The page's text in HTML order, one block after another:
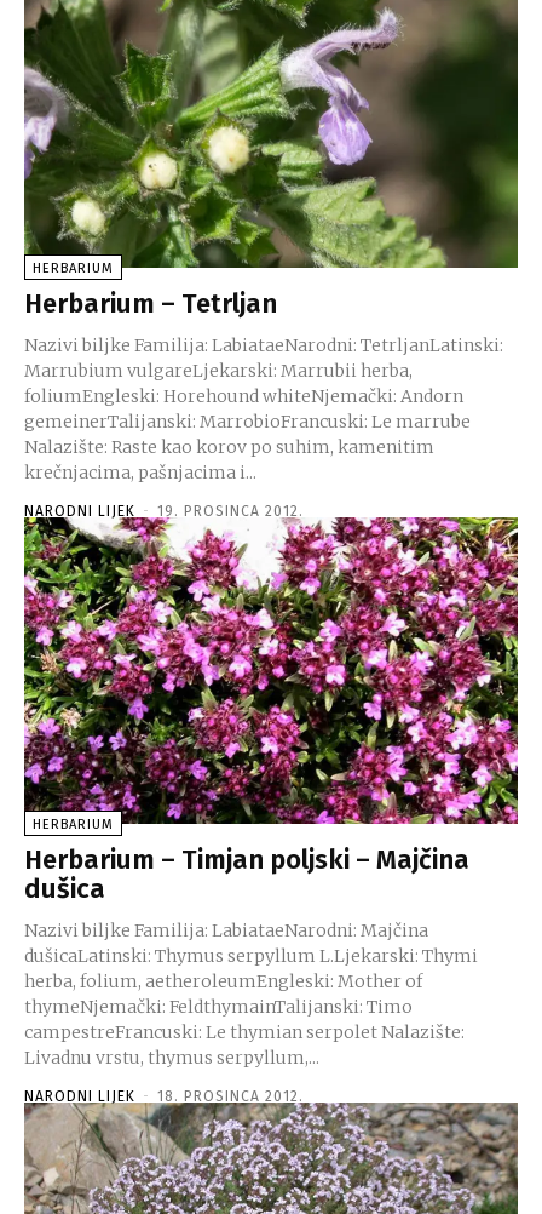
HERBARIUM
Herbarium – Tetrljan
Nazivi biljke Familija: LabiataeNarodni: TetrljanLatinski:
Marrubium vulgareLjekarski: Marrubii herba,
foliumEngleski: Horehound whiteNjemački: Andorn
gemeinerTalijanski: MarrobioFrancuski: Le marrube
Nalazište: Raste kao korov po suhim, kamenitim
krečnjacima, pašnjacima i...
NARODNI LIJEK - 19. PROSINCA 2012.
HERBARIUM
Herbarium – Timjan poljski – Majčina
dušica
Nazivi biljke Familija: LabiataeNarodni: Majčina
dušicaLatinski: Thymus serpyllum L.Ljekarski: Thymi
herba, folium, aetheroleumEngleski: Mother of
thymeNjemački: FeldthymainTalijanski: Timo
campestreFrancuski: Le thymian serpolet Nalazište:
Livadnu vrstu, thymus serpyllum,...
NARODNI LIJEK - 18. PROSINCA 2012.